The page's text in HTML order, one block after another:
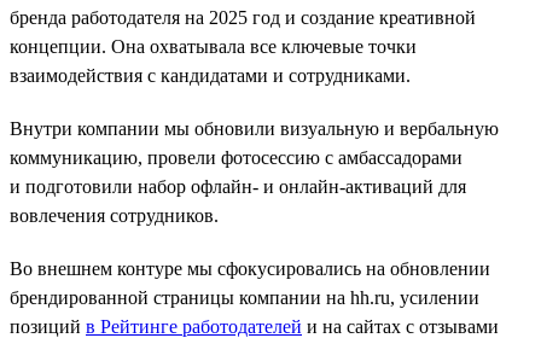
бренда работодателя на 2025 год и создание креативной
концепции. Она охватывала все ключевые точки
взаимодействия с кандидатами и сотрудниками.
Внутри компании мы обновили визуальную и вербальную
коммуникацию, провели фотосессию с амбассадорами
и подготовили набор офлайн- и онлайн-активаций для
вовлечения сотрудников.
Во внешнем контуре мы сфокусировались на обновлении
брендированной страницы компании на hh.ru, усилении
позиций в Рейтинге работодателей и на сайтах с отзывами